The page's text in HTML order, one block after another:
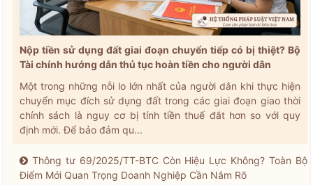
Nộp tiền sử dụng đất giai đoạn chuyển tiếp có bị thiệt? Bộ
Tài chính hướng dẫn thủ tục hoàn tiền cho người dân
Một trong những nỗi lo lớn nhất của người dân khi thực hiện
chuyển mục đích sử dụng đất trong các giai đoạn giao thời
chính sách là nguy cơ bị tính tiền thuế đắt hơn so với quy
định mới. Để bảo đảm qu...
Thông tư 69/2025/TT-BTC Còn Hiệu Lực Không? Toàn Bộ
Điểm Mới Quan Trọng Doanh Nghiệp Cần Nắm Rõ